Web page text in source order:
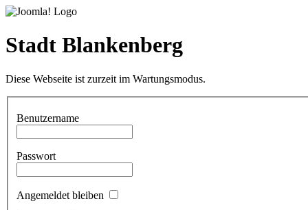
Stadt Blankenberg
Diese Webseite ist zurzeit im Wartungsmodus.
Benutzername
Passwort
Angemeldet bleiben